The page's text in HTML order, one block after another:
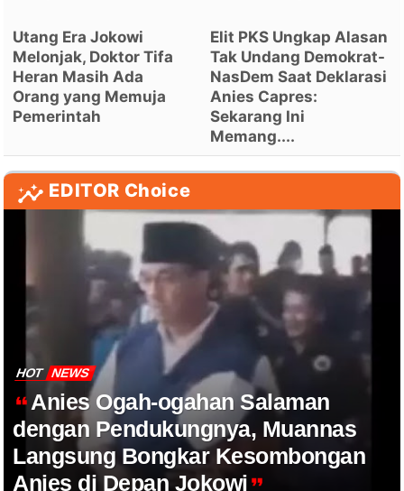
Utang Era Jokowi
Melonjak, Doktor Tifa
Heran Masih Ada
Orang yang Memuja
Pemerintah
Elit PKS Ungkap Alasan
Tak Undang Demokrat-
NasDem Saat Deklarasi
Anies Capres:
Sekarang Ini
Memang....
EDITOR Choice
HOT NEWS
Anies Ogah-ogahan Salaman
dengan Pendukungnya, Muannas
Langsung Bongkar Kesombongan
Anies di Depan Jokowi